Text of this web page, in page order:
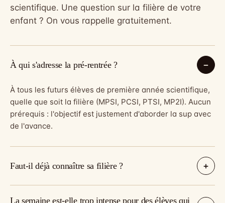
scientifique. Une question sur la filière de votre
enfant ? On vous rappelle gratuitement.
À qui s'adresse la pré-rentrée ?
À tous les futurs élèves de première année scientifique,
quelle que soit la filière (MPSI, PCSI, PTSI, MP2I). Aucun
prérequis : l'objectif est justement d'aborder la sup avec
de l'avance.
Faut-il déjà connaître sa filière ?
La semaine est-elle trop intense pour des élèves qui